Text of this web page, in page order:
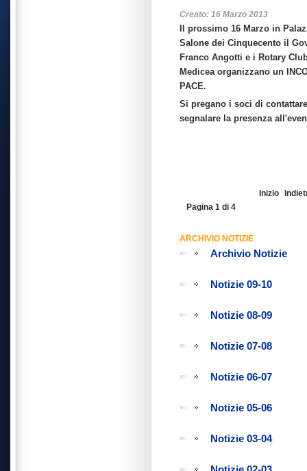
Creato: 16 Marzo 2013
Il prossimo 16 Marzo in
Salone dei Cinquecento il
Franco Angotti e i Rotary
Medicea organizzano un
PACE.
Si pregano i soci di
segnalare la presenza
Pagina 1 di 4
Inizio
ARCHIVIO NOTIZIE
Archivio Notizie
Notizie 09-10
Notizie 08-09
Notizie 07-08
Notizie 06-07
Notizie 05-06
Notizie 03-04